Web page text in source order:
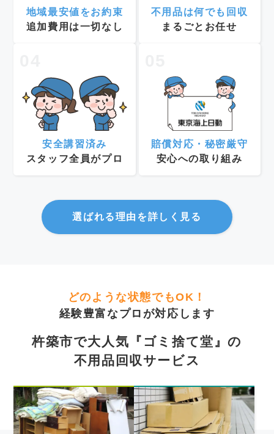
地域最安値をお約束
追加費用は一切なし
不用品は何でも回収
まるごとお任せ
安全講習済み
スタッフ全員がプロ
賠償対応・秘密厳守
安心への取り組み
選ばれる理由を詳しく見る
どのような状態でもOK！
経験豊富なプロが対応します
杵築市で大人気『ゴミ捨て堂』の
不用品回収サービス